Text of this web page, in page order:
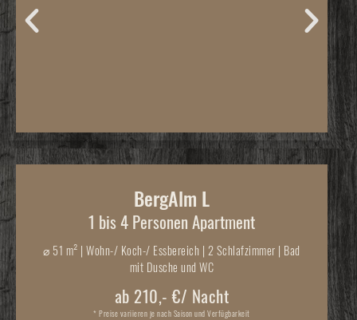
BergAlm L
1 bis 4 Personen Apartment
⌀ 51 m² | Wohn-/ Koch-/ Essbereich | 2 Schlafzimmer | Bad
mit Dusche und WC
ab 210,- €/ Nacht
* Preise variieren je nach Saison und Verfügbarkeit